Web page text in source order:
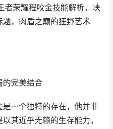
者荣耀程咬金技能解析，峡
，肉盾之巅的狂野艺术
的完美结合
一个独特的存在，他并非
其近乎无赖的生存能力，